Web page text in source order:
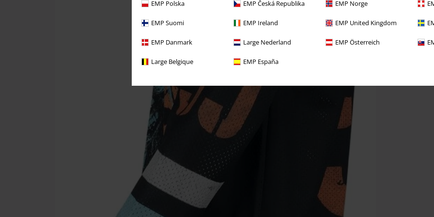
EMP Polska EMP Česká Republika EMP Norge
EMP Suomi EMP Ireland EMP United Kingdom
EMP Danmark Large Nederland EMP Österreich
Large Belgique EMP España